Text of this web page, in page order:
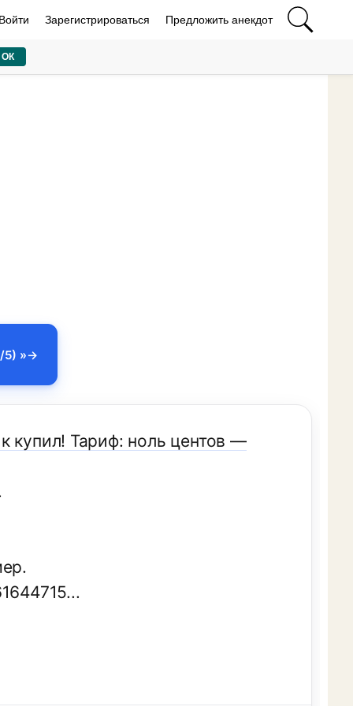
Зарегистрироваться Предложить анекдот
5) »
купил! Тариф: ноль центов —
ОК